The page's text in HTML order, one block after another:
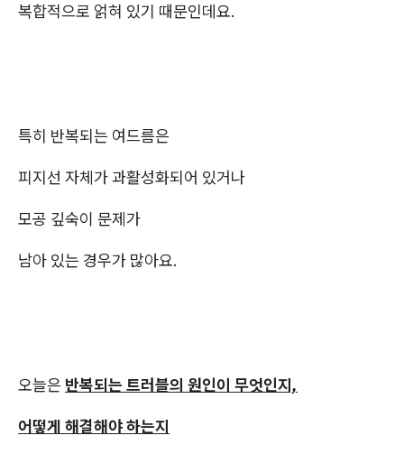
복합적으로 얽혀 있기 때문인데요.
특히 반복되는 여드름은
피지선 자체가 과활성화되어 있거나
모공 깊숙이 문제가
남아 있는 경우가 많아요.
오늘은 반복되는 트러블의 원인이 무엇인지,
어떻게 해결해야 하는지